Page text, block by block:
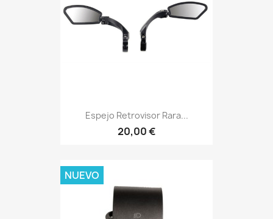
Espejo Retrovisor Rara...
20,00 €
NUEVO